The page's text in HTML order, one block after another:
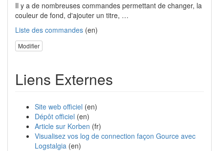
Il y a de nombreuses commandes permettant de changer, la
couleur de fond, d'ajouter un titre, …
Liste des commandes (en)
Modifier
Liens Externes
Site web officiel (en)
Dépôt officiel (en)
Article sur Korben (fr)
Visualisez vos log de connection façon Gource avec
Logstalgia (en)